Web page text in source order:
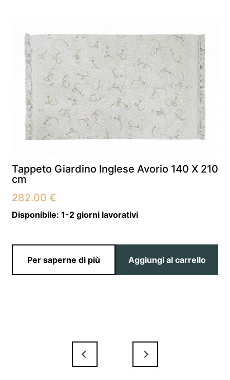
Tappeto Giardino Inglese Avorio 140 X 210
cm
282.00€
Disponibile:1-2 giorni lavorativi
Per saperne di più Aggiungi al carrello